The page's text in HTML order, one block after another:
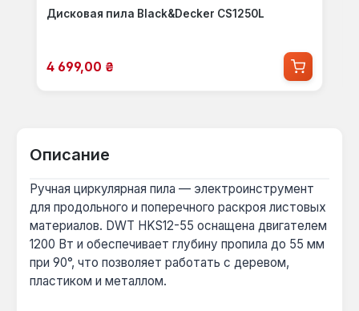
Дисковая пила Black&Decker CS1250L
Цена продажи:
4 699,00 ₴
Описание
Ручная циркулярная пила — электроинструмент
для продольного и поперечного раскроя листовых
материалов. DWT HKS12-55 оснащена двигателем
1200 Вт и обеспечивает глубину пропила до 55 мм
при 90°, что позволяет работать с деревом,
пластиком и металлом.